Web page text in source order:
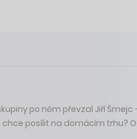
po něm převzal Jiří Šmejc
chce posílit na domácím trhu?